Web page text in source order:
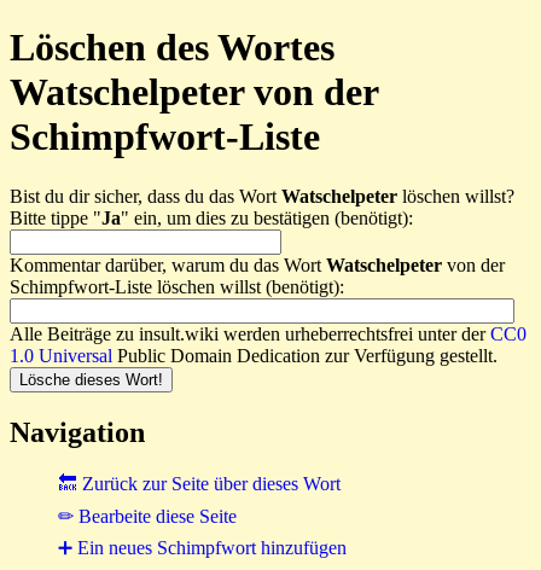
Löschen des Wortes
Watschelpeter von der
Schimpfwort-Liste
Bist du dir sicher, dass du das Wort Watschelpeter löschen willst?
Bitte tippe "Ja" ein, um dies zu bestätigen (benötigt):
Kommentar darüber, warum du das Wort Watschelpeter von der
Schimpfwort-Liste löschen willst (benötigt):
Alle Beiträge zu insult.wiki werden urheberrechtsfrei unter derCC0
1.0 Universal Public Domain Dedication zur Verfügung gestellt.
Navigation
🔙 Zurück zur Seite über dieses Wort
✏ Bearbeite diese Seite
➕ Ein neues Schimpfwort hinzufügen